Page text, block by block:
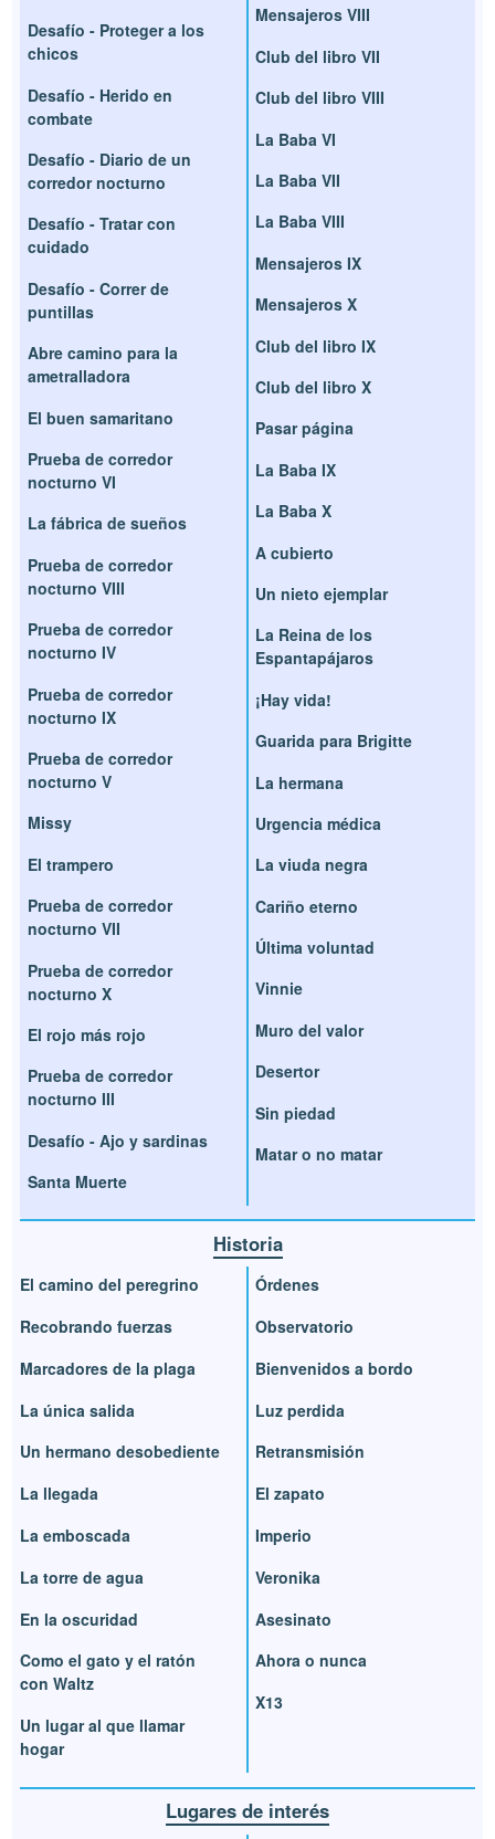
Desafío - Proteger a los
chicos
Desafío - Herido en
combate
Desafío - Diario de un
corredor nocturno
Desafío - Tratar con
cuidado
Desafío - Correr de
puntillas
Abre camino para la
ametralladora
El buen samaritano
Prueba de corredor
nocturno VI
La fábrica de sueños
Prueba de corredor
nocturno VIII
Prueba de corredor
nocturno IV
Prueba de corredor
nocturno IX
Prueba de corredor
nocturno V
Missy
El trampero
Prueba de corredor
nocturno VII
Prueba de corredor
nocturno X
El rojo más rojo
Prueba de corredor
nocturno III
Desafío - Ajo y sardinas
Santa Muerte
Mensajeros VIII
Club del libro VII
Club del libro VIII
La Baba VI
La Baba VII
La Baba VIII
Mensajeros IX
Mensajeros X
Club del libro IX
Club del libro X
Pasar página
La Baba IX
La Baba X
A cubierto
Un nieto ejemplar
La Reina de los
Espantapájaros
¡Hay vida!
Guarida para Brigitte
La hermana
Urgencia médica
La viuda negra
Cariño eterno
Última voluntad
Vinnie
Muro del valor
Desertor
Sin piedad
Matar o no matar
Historia
El camino del peregrino
Recobrando fuerzas
Marcadores de la plaga
La única salida
Un hermano desobediente
La llegada
La emboscada
La torre de agua
En la oscuridad
Como el gato y el ratón
con Waltz
Un lugar al que llamar
hogar
Órdenes
Observatorio
Bienvenidos a bordo
Luz perdida
Retransmisión
El zapato
Imperio
Veronika
Asesinato
Ahora o nunca
X13
Lugares de interés